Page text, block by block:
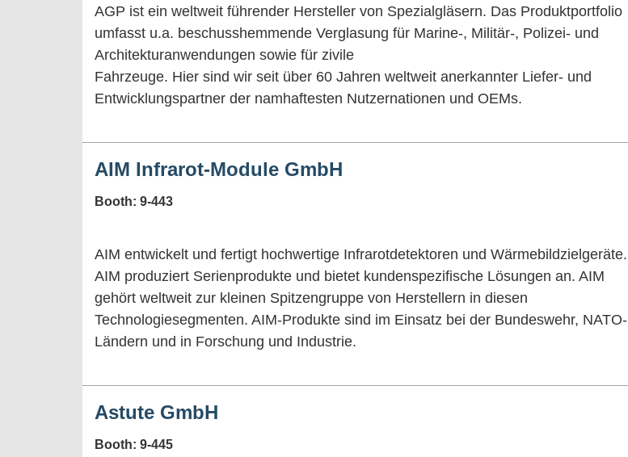
AGP ist ein weltweit führender Hersteller von Spezialgläsern. Das Produktportfolio
umfasst u.a. beschusshemmende Verglasung für Marine-, Militär-, Polizei- und
Architekturanwendungen sowie für zivile
Fahrzeuge. Hier sind wir seit über 60 Jahren weltweit anerkannter Liefer- und
Entwicklungspartner der namhaftesten Nutzernationen und OEMs.
AIM Infrarot-Module GmbH
Booth: 9-443
AIM entwickelt und fertigt hochwertige Infrarotdetektoren und Wärmebildzielgeräte.
AIM produziert Serienprodukte und bietet kundenspezifische Lösungen an. AIM
gehört weltweit zur kleinen Spitzengruppe von Herstellern in diesen
Technologiesegmenten. AIM-Produkte sind im Einsatz bei der Bundeswehr, NATO-
Ländern und in Forschung und Industrie.
Astute GmbH
Booth: 9-445